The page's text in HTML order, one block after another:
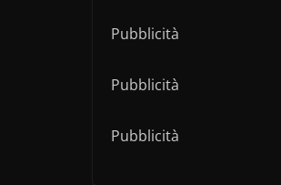
Pubblicità
Pubblicità
Pubblicità